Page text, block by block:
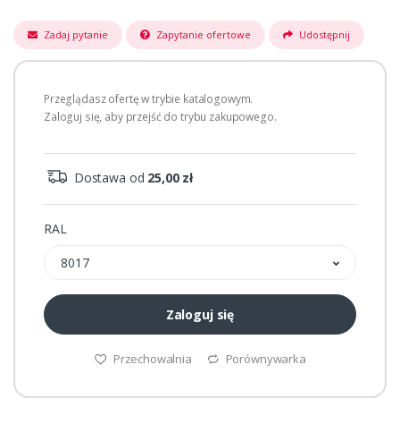
Zadaj pytanie Zapytanie ofertowe Udostępnij
Przeglądasz ofertę w trybie katalogowym.
Zaloguj się, aby przejść do trybu zakupowego.
Dostawa od 25,00 zł
RAL
8017
Zaloguj się
Przechowalnia Porównywarka